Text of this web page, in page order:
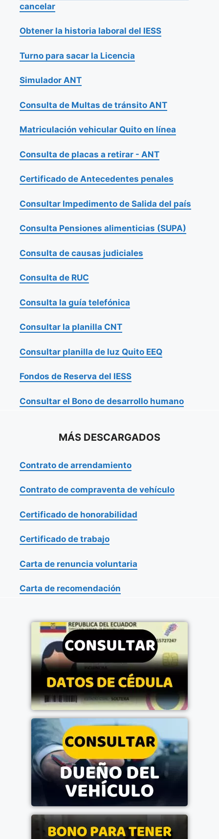
cancelar
Obtener la historia laboral del IESS
Turno para sacar la Licencia
Simulador ANT
Consulta de Multas de tránsito ANT
Matriculación vehicular Quito en línea
Consulta de placas a retirar - ANT
Certificado de Antecedentes penales
Consultar Impedimento de Salida del país
Consulta Pensiones alimenticias (SUPA)
Consulta de causas judiciales
Consulta de RUC
Consulta la guía telefónica
Consultar la planilla CNT
Consultar planilla de luz Quito EEQ
Fondos de Reserva del IESS
Consultar el Bono de desarrollo humano
MÁS DESCARGADOS
Contrato de arrendamiento
Contrato de compraventa de vehículo
Certificado de honorabilidad
Certificado de trabajo
Carta de renuncia voluntaria
Carta de recomendación